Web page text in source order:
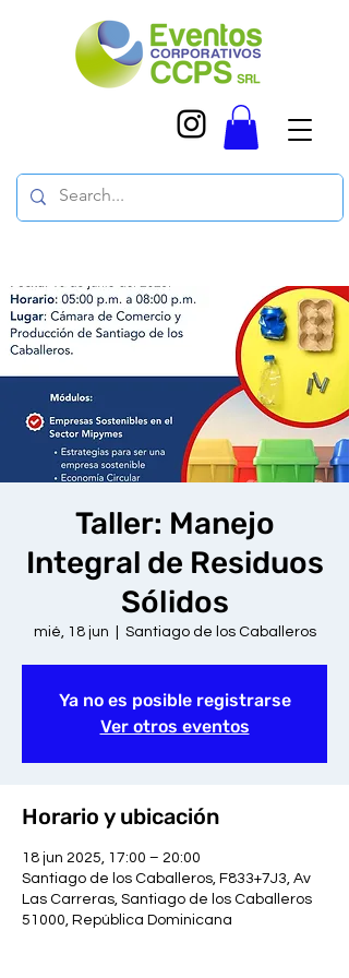
Taller: Manejo
Integral de Residuos
Sólidos
mié, 18 jun Santiago de los Caballeros
Ya no es posible registrarse
Ver otros eventos
Horario y ubicación
18 jun 2025, 17:00 – 20:00
Santiago de los Caballeros, F833+7J3, Av
Las Carreras, Santiago de los Caballeros
51000, República Dominicana